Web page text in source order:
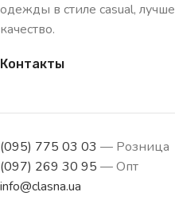
одежды в стиле casual,
качество.
Контакты
(095) 775 03 03 — Розница
(097) 269 30 95 — Опт
info@clasna.ua